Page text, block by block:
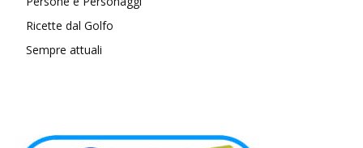
Ricette dal Golfo
Sempre attuali